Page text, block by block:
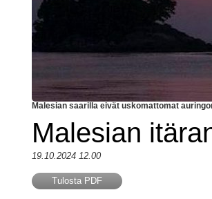
Malesian saarilla eivät uskomattomat
Malesian
19.10.2024 12.00
Tulosta PDF